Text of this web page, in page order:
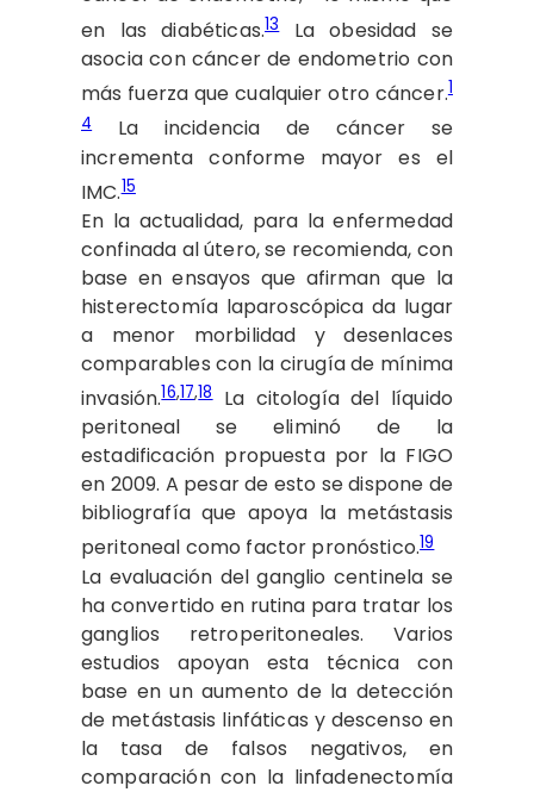
en las diabéticas.13La obesidad se
asocia con cáncer de endometrio con
más fuerza que cualquier otro cáncer.1
4La incidencia de cáncer se
incrementa conforme mayor es el
IMC.15
En la actualidad, para la enfermedad
confinada al útero, se recomienda, con
base en ensayos que afirman que la
histerectomía laparoscópica da lugar
a menor morbilidad y desenlaces
comparables con la cirugía de mínima
invasión.16,17,18
La citología del líquido
peritoneal se eliminó de la
estadificación propuesta por la FIGO
en 2009. A pesar de esto se dispone de
bibliografía que apoya la metástasis
peritoneal como factor pronóstico.19
La evaluación del ganglio centinela se
ha convertido en rutina para tratar los
ganglios retroperitoneales. Varios
estudios apoyan esta técnica con
base en un aumento de la detección
de metástasis linfáticas y descenso en
la tasa de falsos negativos, en
comparación con la linfadenectomía